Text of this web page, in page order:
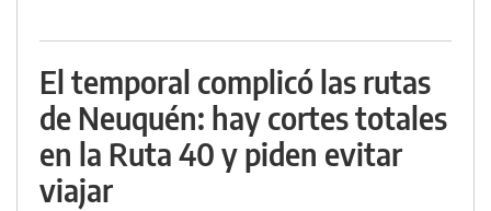
El temporal complicó las rutas
de Neuquén: hay cortes totales
en la Ruta 40 y piden evitar
viajar